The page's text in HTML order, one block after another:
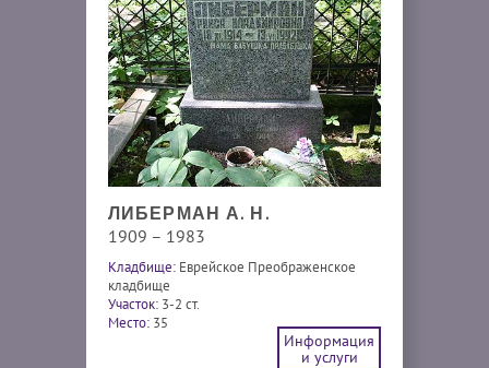
ЛИБЕРМАН А. Н.
1909 – 1983
Кладбище: Еврейское Преображенское
кладбище
Участок: 3-2 ст.
Место: 35
Информация
и услуги